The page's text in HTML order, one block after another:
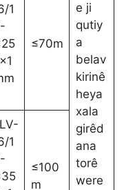
e ji
qutiy
a
belav
kirinê
heya
xala
girêd
ana
torê
were
1
≤70m
1
≤100
m